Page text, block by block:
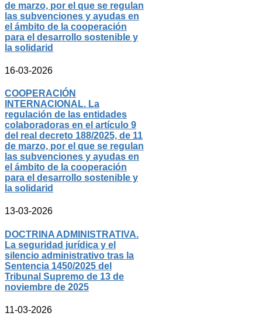
de marzo, por el que se regulan
las subvenciones y ayudas en
el ámbito de la cooperación
para el desarrollo sostenible y
la solidarid
16-03-2026
COOPERACIÓN
INTERNACIONAL. La
regulación de las entidades
colaboradoras en el artículo 9
del real decreto 188/2025, de 11
de marzo, por el que se regulan
las subvenciones y ayudas en
el ámbito de la cooperación
para el desarrollo sostenible y
la solidarid
13-03-2026
DOCTRINA ADMINISTRATIVA.
La seguridad jurídica y el
silencio administrativo tras la
Sentencia 1450/2025 del
Tribunal Supremo de 13 de
noviembre de 2025
11-03-2026